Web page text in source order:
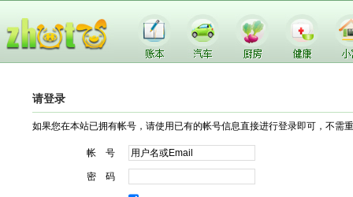
请登录
如果您在本站已拥有帐号，请使用已有的帐号信息直接进行登录即可，不需
帐 号
密 码